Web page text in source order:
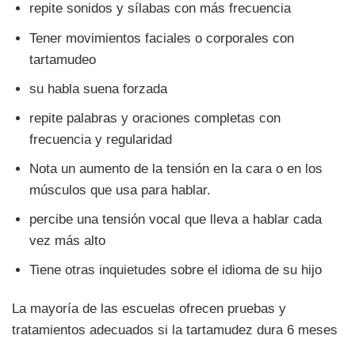
repite sonidos y sílabas con más frecuencia
Tener movimientos faciales o corporales con
tartamudeo
su habla suena forzada
repite palabras y oraciones completas con
frecuencia y regularidad
Nota un aumento de la tensión en la cara o en los
músculos que usa para hablar.
percibe una tensión vocal que lleva a hablar cada
vez más alto
Tiene otras inquietudes sobre el idioma de su hijo
La mayoría de las escuelas ofrecen pruebas y
tratamientos adecuados si la tartamudez dura 6 meses